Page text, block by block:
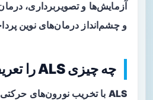
آزمایش‌ها و تصویربرداری،
و چشم‌انداز درمان‌های نوین
چه چیزی ALS را تعریف می‌کند؟
ALS با تخریب نورون‌های